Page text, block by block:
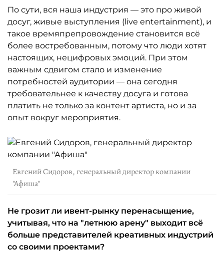
По сути, вся наша индустрия — это про живой
досуг, живые выступления (live entertainment), и
такое времяпрепровождение становится всё
более востребованным, потому что люди хотят
настоящих, нецифровых эмоций. При этом
важным сдвигом стало и изменение
потребностей аудитории — она сегодня
требовательнее к качеству досуга и готова
платить не только за контент артиста, но и за
опыт вокруг мероприятия.
Евгений Сидоров, генеральный директор компании
"Афиша"
Не грозит ли ивент-рынку перенасыщение,
учитывая, что на "летнюю арену" выходит всё
больше представителей креативных индустрий
со своими проектами?